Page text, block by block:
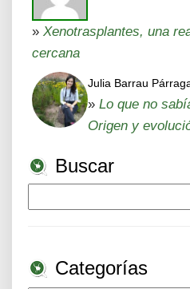
» Xenotrasplantes, una
cercana
Julia Barrau
» Lo que no
Origen y
Buscar
Categorías